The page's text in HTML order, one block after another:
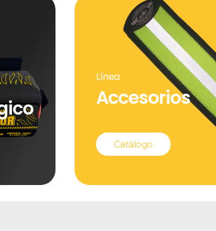
Línea
Accesorios
Catálogo